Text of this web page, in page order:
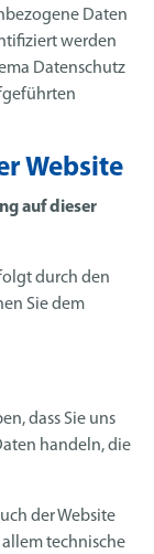
Daten
werden
Datenschutz
Website
auf dieser
durch den
Sie dem
dass Sie uns
handeln, die
der Website
allem technische